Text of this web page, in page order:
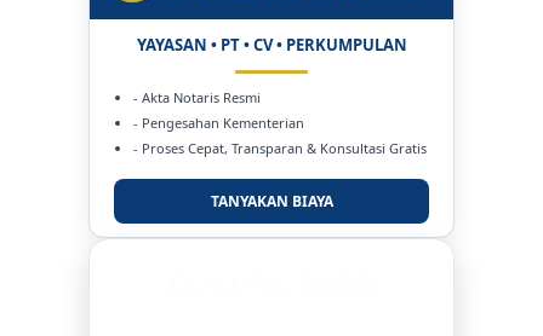
YAYASAN • PT • CV • PERKUMPULAN
- Akta Notaris Resmi
- Pengesahan Kementerian
- Proses Cepat, Transparan & Konsultasi Gratis
TANYAKAN BIAYA